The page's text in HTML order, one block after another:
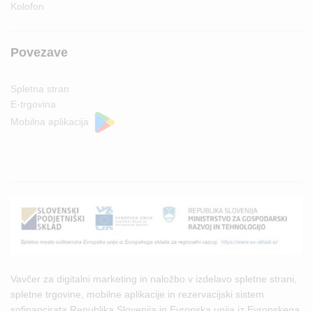
Kolofon
Povezave
Spletna stran
E-trgovina
Mobilna aplikacija
Vavčer za digitalni marketing in naložbo v izdelavo spletne strani,
spletne trgovine, mobilne aplikacije in rezervacijski sistem